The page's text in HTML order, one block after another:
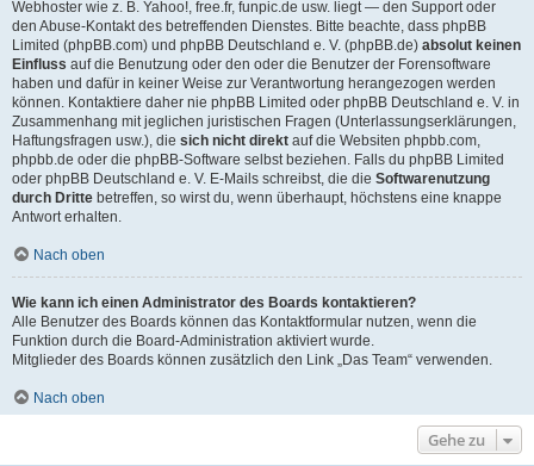
Webhoster wie z. B. Yahoo!, free.fr, funpic.de usw. liegt — den Support oder
den Abuse-Kontakt des betreffenden Dienstes. Bitte beachte, dass phpBB
Limited (phpBB.com) und phpBB Deutschland e. V. (phpBB.de) absolut keinen
Einfluss auf die Benutzung oder den oder die Benutzer der Forensoftware
haben und dafür in keiner Weise zur Verantwortung herangezogen werden
können. Kontaktiere daher nie phpBB Limited oder phpBB Deutschland e. V. in
Zusammenhang mit jeglichen juristischen Fragen (Unterlassungserklärungen,
Haftungsfragen usw.), die sich nicht direkt auf die Websiten phpbb.com,
phpbb.de oder die phpBB-Software selbst beziehen. Falls du phpBB Limited
oder phpBB Deutschland e. V. E-Mails schreibst, die die Softwarenutzung
durch Dritte betreffen, so wirst du, wenn überhaupt, höchstens eine knappe
Antwort erhalten.
Nach oben
Wie kann ich einen Administrator des Boards kontaktieren?
Alle Benutzer des Boards können das Kontaktformular nutzen, wenn die
Funktion durch die Board-Administration aktiviert wurde.
Mitglieder des Boards können zusätzlich den Link „Das Team“ verwenden.
Nach oben
Gehe zu